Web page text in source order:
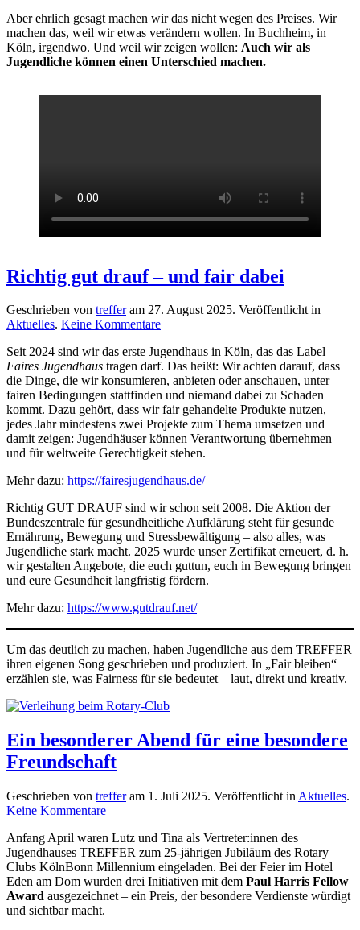
Aber ehrlich gesagt machen wir das nicht wegen des Preises. Wir
machen das, weil wir etwas verändern wollen. In Buchheim, in
Köln, irgendwo. Und weil wir zeigen wollen: Auch wir als
Jugendliche können einen Unterschied machen.
Richtig gut drauf – und fair dabei
Geschrieben von trefferam 27. August 2025. Veröffentlicht in
Aktuelles. Keine Kommentarezu
gut
drauf
–
und
fair
dabei
Seit 2024 sind wir das erste Jugendhaus in Köln, das das Label
Faires Jugendhaus tragen darf. Das heißt: Wir achten darauf, dass
die Dinge, die wir konsumieren, anbieten oder anschauen, unter
fairen Bedingungen stattfinden und niemand dabei zu Schaden
kommt. Dazu gehört, dass wir fair gehandelte Produkte nutzen,
jedes Jahr mindestens zwei Projekte zum Thema umsetzen und
damit zeigen: Jugendhäuser können Verantwortung übernehmen
und für weltweite Gerechtigkeit stehen.
Mehr dazu: https://fairesjugendhaus.de/
Richtig GUT DRAUF sind wir schon seit 2008. Die Aktion der
Bundeszentrale für gesundheitliche Aufklärung steht für gesunde
Ernährung, Bewegung und Stressbewältigung – also alles, was
Jugendliche stark macht. 2025 wurde unser Zertifikat erneuert, d. h.
wir gestalten Angebote, die euch guttun, euch in Bewegung bringen
und eure Gesundheit langfristig fördern.
Mehr dazu: https://www.gutdrauf.net/
Um das deutlich zu machen, haben Jugendliche aus dem TREFFER
ihren eigenen Song geschrieben und produziert. In „Fair bleiben“
erzählen sie, was Fairness für sie bedeutet – laut, direkt und kreativ.
Ein besonderer Abend für eine besondere
Freundschaft
Geschrieben von trefferam 1. Juli 2025. Veröffentlicht in Aktuelles.
Keine Kommentarezu
besonderer
Abend
für
eine
besondere
Anfang April waren Lutz und Tina als Vertreter:innen des
Jugendhauses TREFFER zum 25-jährigen Jubiläum des Rotary
Clubs KölnBonn Millennium eingeladen. Bei der Feier im Hotel
Eden am Dom wurden drei Initiativen mit dem Paul Harris Fellow
Award ausgezeichnet – ein Preis, der besondere Verdienste würdigt
und sichtbar macht.